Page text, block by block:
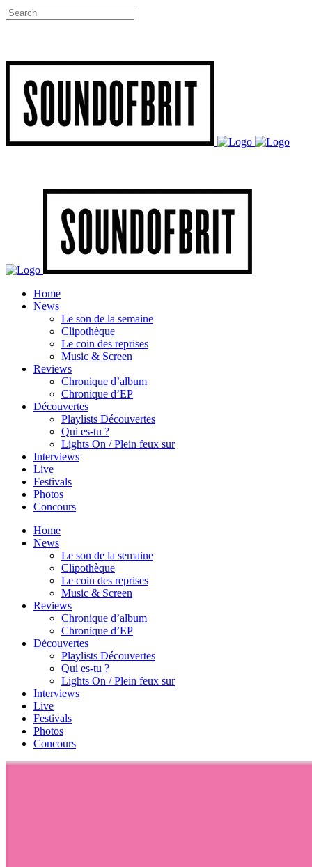
Home
News
Le son de la semaine
Clipothèque
Le coin des reprises
Music & Screen
Reviews
Chronique d’album
Chronique d’EP
Découvertes
Playlists Découvertes
Qui es-tu ?
Lights On / Plein feux sur
Interviews
Live
Festivals
Photos
Concours
Home
News
Le son de la semaine
Clipothèque
Le coin des reprises
Music & Screen
Reviews
Chronique d’album
Chronique d’EP
Découvertes
Playlists Découvertes
Qui es-tu ?
Lights On / Plein feux sur
Interviews
Live
Festivals
Photos
Concours